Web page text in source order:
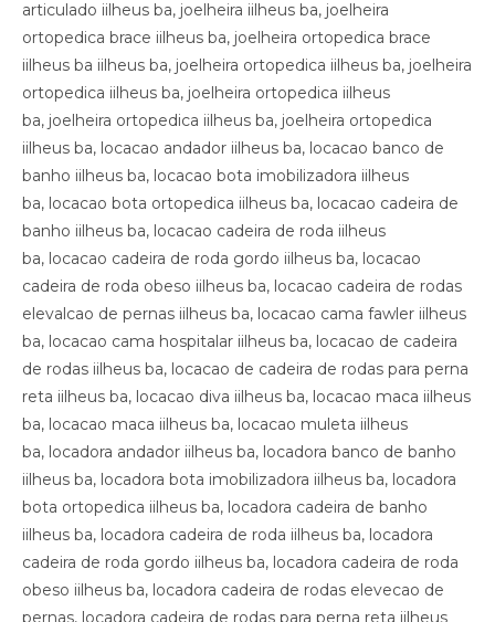
articulado iilheus ba, joelheira iilheus ba, joelheira
ortopedica brace iilheus ba, joelheira ortopedica brace
iilheus ba iilheus ba, joelheira ortopedica iilheus ba, joelheira
ortopedica iilheus ba, joelheira ortopedica iilheus
ba, joelheira ortopedica iilheus ba, joelheira ortopedica
iilheus ba, locacao andador iilheus ba, locacao banco de
banho iilheus ba, locacao bota imobilizadora iilheus
ba, locacao bota ortopedica iilheus ba, locacao cadeira de
banho iilheus ba, locacao cadeira de roda iilheus
ba, locacao cadeira de roda gordo iilheus ba, locacao
cadeira de roda obeso iilheus ba, locacao cadeira de rodas
elevalcao de pernas iilheus ba, locacao cama fawler iilheus
ba, locacao cama hospitalar iilheus ba, locacao de cadeira
de rodas iilheus ba, locacao de cadeira de rodas para perna
reta iilheus ba, locacao diva iilheus ba, locacao maca iilheus
ba, locacao maca iilheus ba, locacao muleta iilheus
ba, locadora andador iilheus ba, locadora banco de banho
iilheus ba, locadora bota imobilizadora iilheus ba, locadora
bota ortopedica iilheus ba, locadora cadeira de banho
iilheus ba, locadora cadeira de roda iilheus ba, locadora
cadeira de roda gordo iilheus ba, locadora cadeira de roda
obeso iilheus ba, locadora cadeira de rodas elevecao de
pernas, locadora cadeira de rodas para perna reta iilheus